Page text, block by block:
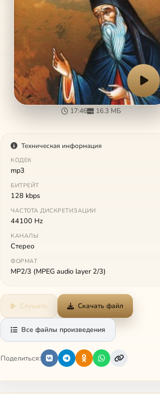
17:46 16.3 МБ
Техническая информация
КОДЕК
mp3
БИТРЕЙТ
128 kbps
ЧАСТОТА ДИСКРЕТИЗАЦИИ
44100 Hz
КАНАЛЫ
Стерео
ФОРМАТ
MP2/3 (MPEG audio layer 2/3)
Слушать Скачать файл
Все файлы произведения
Поделиться: